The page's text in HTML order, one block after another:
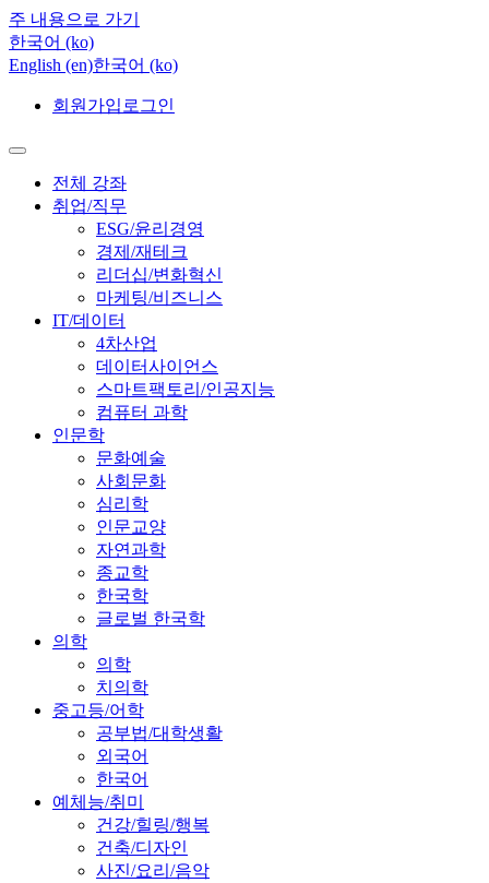
주 내용으로 가기
한국어 ‎(ko)‎
English ‎(en)‎한국어 ‎(ko)‎
회원가입 로그인
전체 강좌
취업/직무
ESG/윤리경영
경제/재테크
리더십/변화혁신
마케팅/비즈니스
IT/데이터
4차산업
데이터사이언스
스마트팩토리/인공지능
컴퓨터 과학
인문학
문화예술
사회문화
심리학
인문교양
자연과학
종교학
한국학
글로벌 한국학
의학
의학
치의학
중고등/어학
공부법/대학생활
외국어
한국어
예체능/취미
건강/힐링/행복
건축/디자인
사진/요리/음악